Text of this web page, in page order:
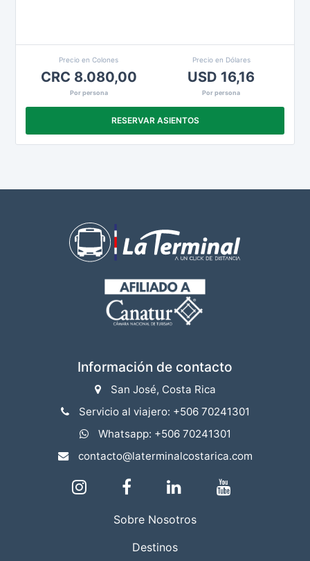
Precio en Colones
CRC 8.080,00
Por persona
Precio en Dólares
USD 16,16
Por persona
RESERVAR ASIENTOS
Información de contacto
San José, Costa Rica
Servicio al viajero: +506 70241301
Whatsapp: +506 70241301
contacto@laterminalcostarica.com
Sobre Nosotros
Destinos